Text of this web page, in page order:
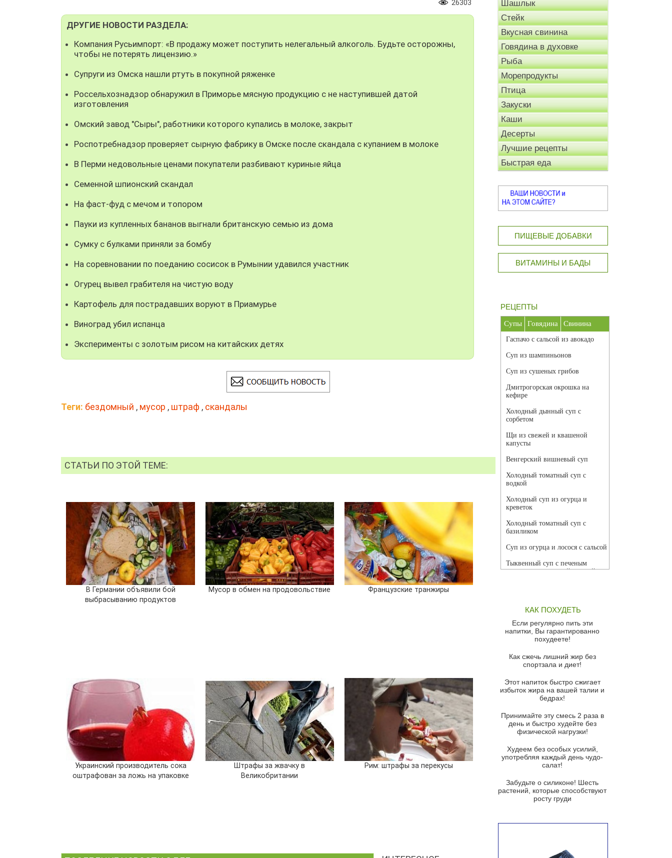
26303
ДРУГИЕ НОВОСТИ РАЗДЕЛА:
Компания Русьимпорт: «В продажу может поступить нелегальный алкоголь. Будьте осторожны,
чтобы не потерять лицензию.»
Супруги из Омска нашли ртуть в покупной ряженке
Россельхознадзор обнаружил в Приморье мясную продукцию с не наступившей датой
изготовления
Омский завод "Сыры", работники которого купались в молоке, закрыт
Роспотребнадзор проверяет сырную фабрику в Омске после скандала с купанием в молоке
В Перми недовольные ценами покупатели разбивают куриные яйца
Семенной шпионский скандал
На фаст-фуд с мечом и топором
Пауки из купленных бананов выгнали британскую семью из дома
Сумку с булками приняли за бомбу
На соревновании по поеданию сосисок в Румынии удавился участник
Огурец вывел грабителя на чистую воду
Картофель для пострадавших воруют в Приамурье
Виноград убил испанца
Эксперименты с золотым рисом на китайских детях
Теги: бездомный , мусор , штраф , скандалы
СТАТЬИ ПО ЭТОЙ ТЕМЕ:
В Германии объявили бой
выбрасыванию продуктов
Мусор в обмен на продовольствие Французские транжиры
Украинский производитель сока
оштрафован за ложь на упаковке
Штрафы за жвачку в
Великобритании
Рим: штрафы за перекусы
Шашлык
Стейк
Вкусная свинина
Говядина в духовке
Рыба
Морепродукты
Птица
Закуски
Каши
Десерты
Лучшие рецепты
Быстрая еда
ПИЩЕВЫЕ ДОБАВКИ
ВИТАМИНЫ И БАДЫ
РЕЦЕПТЫ
Супы Говядина Свинина
Гаспачо с сальсой из авокадо
Суп из шампиньонов
Суп из сушеных грибов
Дмитрогорская окрошка на
кефире
Холодный дынный суп с
сорбетом
Щи из свежей и квашеной
капусты
Венгерский вишневый суп
Холодный томатный суп с
водкой
Холодный суп из огурца и
креветок
Холодный томатный суп с
базиликом
Суп из огурца и лосося с сальсой
Тыквенный суп с печеным
чесноком и томатной сальсой
красного перца
Парижский луковый суп
Суп из спаржи и горошка с
Суп-крем из цветной капусты
Французский луковый суп
Суп из баклажанов с моцареллой
Грибной крем-суп с кростини с
козьим сыром
Суп мисо с зеленым луком и
тофу
из рукколы
Португальский чесночный суп с
Ирландский картофельный суп
КАК ПОХУДЕТЬ
Если регулярно пить эти
напитки, Вы гарантированно
похудеете!
Как сжечь лишний жир без
спортзала и диет!
Этот напиток быстро сжигает
избыток жира на вашей талии и
бедрах!
Принимайте эту смесь 2 раза в
день и быстро худейте без
физической нагрузки!
Худеем без особых усилий,
употребляя каждый день чудо-
салат!
Забудьте о силиконе! Шесть
растений, которые способствуют
росту груди